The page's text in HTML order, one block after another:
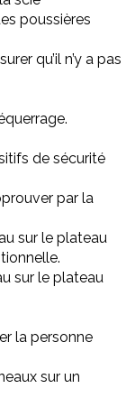
poussières
qu’il n’y a pas
de sécurité
par la
sur le plateau
sur le plateau
la personne
sur un